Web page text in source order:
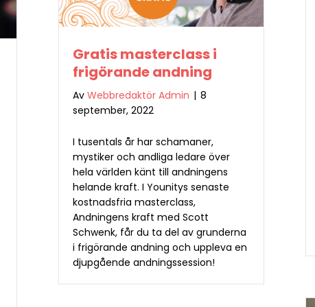
Gratis masterclass i
frigörande andning
Av Webbredaktör Admin | 8
september, 2022
I tusentals år har schamaner,
mystiker och andliga ledare över
hela världen känt till andningens
helande kraft. I Younitys senaste
kostnadsfria masterclass,
Andningens kraft med Scott
Schwenk, får du ta del av grunderna
i frigörande andning och uppleva en
djupgående andningssession!